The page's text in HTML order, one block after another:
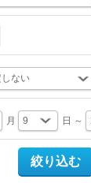
月 日 ～